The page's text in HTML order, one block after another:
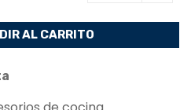
AL CARRITO